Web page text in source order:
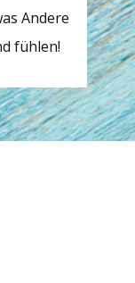
Andere
fühlen!